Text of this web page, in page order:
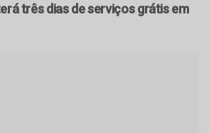
três dias de serviços grátis em